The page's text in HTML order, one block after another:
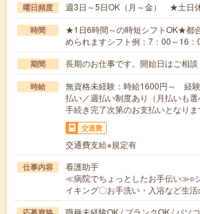
曜日頻度 週3日～5日OK（月～金） ★土日
時間
★1日6時間～の時短シフトOK★都
められますシフト例：7：00～16
期間 長期のお仕事です。開始日はご相
時給
無資格未経験：時給1600円～ 経
払い／週払い制度あり（月払いも
手続き完了次第のお支払いとなりま
交通費
交通費支給※規定有
仕事内容
看護助手
≪病院でちょっとしたお手伝い≫○
イキング〇お手洗い・入浴など生
職種未経験OK / ブランクOK / パソ